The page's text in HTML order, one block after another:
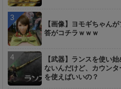
【画像】ヨモギちゃん
答がコチラｗｗｗ
【武器】ランスを使い
ないんだけど、カウン
を使えばいいの？